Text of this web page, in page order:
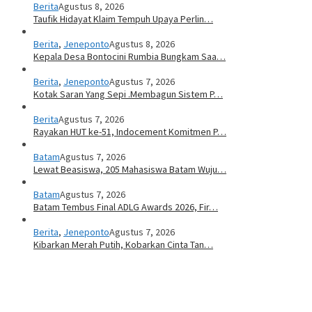
BeritaAgustus 8, 2026
Taufik Hidayat Klaim Tempuh Upaya Perlin…
Berita, JenepontoAgustus 8, 2026
Kepala Desa Bontocini Rumbia Bungkam Saa…
Berita, JenepontoAgustus 7, 2026
Kotak Saran Yang Sepi .Membagun Sistem P…
BeritaAgustus 7, 2026
Rayakan HUT ke-51, Indocement Komitmen P…
BatamAgustus 7, 2026
Lewat Beasiswa, 205 Mahasiswa Batam Wuju…
BatamAgustus 7, 2026
Batam Tembus Final ADLG Awards 2026, Fir…
Berita, JenepontoAgustus 7, 2026
Kibarkan Merah Putih, Kobarkan Cinta Tan…